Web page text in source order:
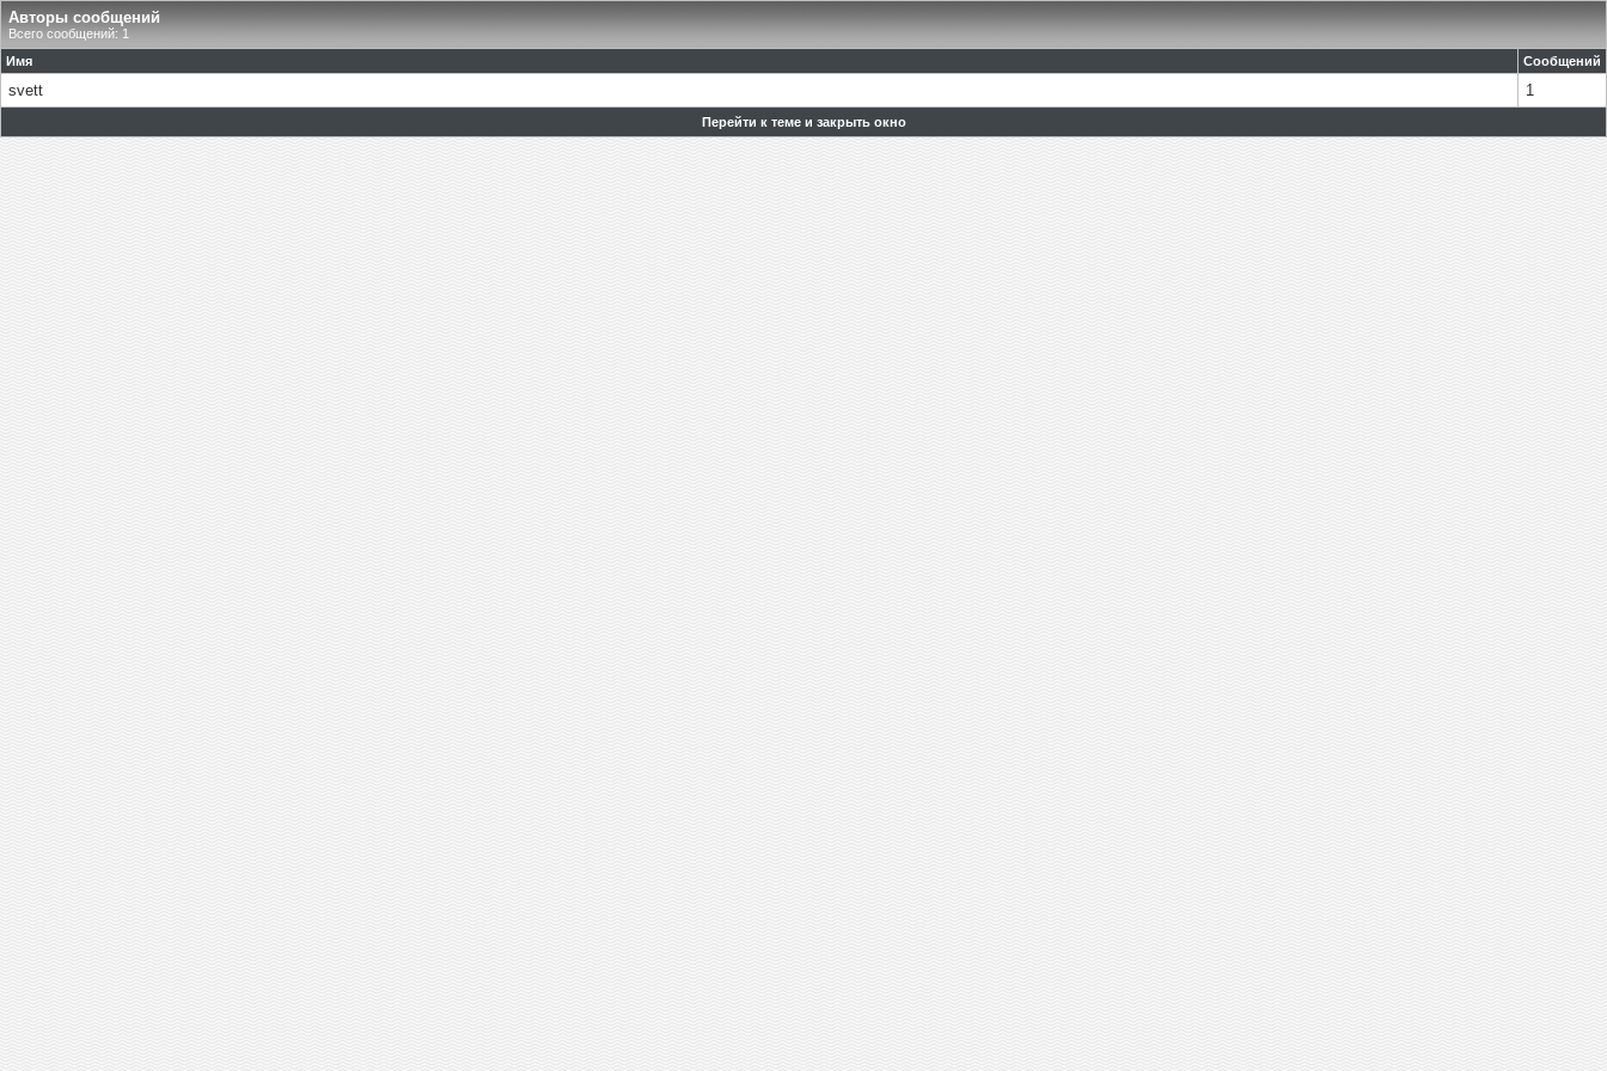
Авторы сообщений
Всего сообщений: 1
Имя
Сообщений
svett 1
Перейти к теме и закрыть окно